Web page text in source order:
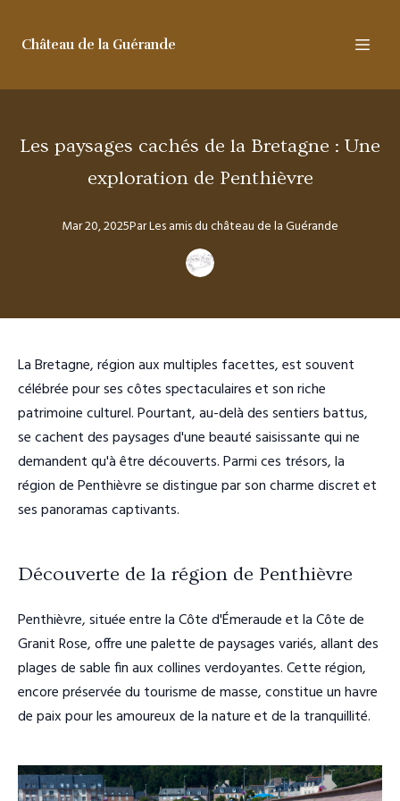
Château de la Guérande
Les paysages cachés de la Bretagne : Une
exploration de Penthièvre
Mar 20, 2025ParLes amisdu château de la Guérande
La Bretagne, région aux multiples facettes, est souvent
célébrée pour ses côtes spectaculaires et son riche
patrimoine culturel. Pourtant, au-delà des sentiers battus,
se cachent des paysages d'une beauté saisissante qui ne
demandent qu'à être découverts. Parmi ces trésors, la
région de Penthièvre se distingue par son charme discret et
ses panoramas captivants.
Découverte de la région de Penthièvre
Penthièvre, située entre la Côte d'Émeraude et la Côte de
Granit Rose, offre une palette de paysages variés, allant des
plages de sable fin aux collines verdoyantes. Cette région,
encore préservée du tourisme de masse, constitue un havre
de paix pour les amoureux de la nature et de la tranquillité.